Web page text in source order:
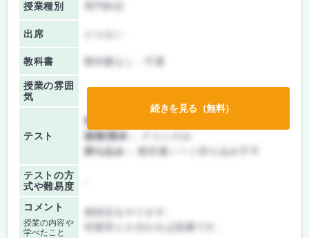
授業種別
出席
教科書 教科書なし・不要
授業の雰囲
気
テスト
前期/中間：
後期/期末：
持ち込み：
教科書ノート持ち込み不可
テストの方
式や難易度
コメント
授業の内容や
学べたこと
相続法をやります。
続きを見る（無料）